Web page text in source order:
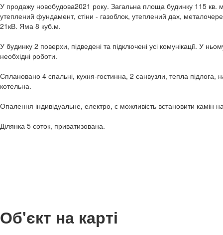
У продажу новобудова2021 року. Загальна площа будинку 115 кв.
утеплений фундамент, стіни - газоблок, утеплений дах,
21кВ. Яма 8 куб.м.
У будинку 2 поверхи, підведені та підключені усі комунікації. У
необхідні роботи.
Сплановано 4 спальні, кухня-гостинна, 2 санвузли, тепла підлога,
котельна.
Опалення індивідуальне, електро, є можливість встановити камін
Ділянка 5 соток, приватизована.
Об'єкт на карті